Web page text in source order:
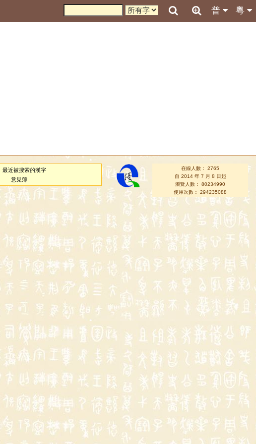
粵
普
最近被搜索的漢字
意見簿
在線人數： 2765
自 2014 年 7 月 8 日起
瀏覽人數： 80234990
使用次數： 294235088